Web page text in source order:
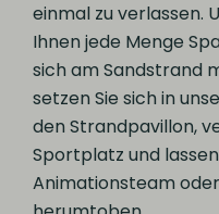
einmal zu verlassen.
Ihnen jede Menge
sich am Sandstrand
setzen Sie sich in
den Strandpavillon,
Sportplatz und
Animationsteam